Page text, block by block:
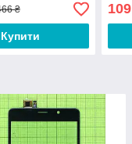
₴
Купити